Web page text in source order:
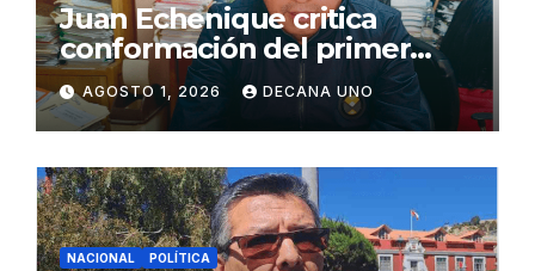
Juan Echenique critica
conformación del primer
gabinete ministerial de Keiko
Fujimori
AGOSTO 1, 2026 DECANA UNO
NACIONAL POLÍTICA